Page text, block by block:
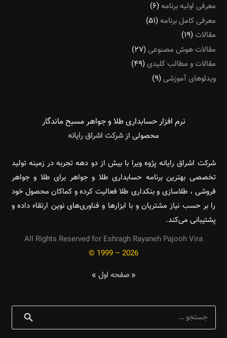
معرفی اولیه برنامه (۶)
معرفی کامل برنامه (۵۱)
مقالات(۱۹)
مقالات هوش مصنوعی(۲۷)
مقالات و مطالب کلیدی(۴۹)
ویدئوهای آموزشی(۹)
نرم افزار حسابداری طلا و جواهر مسبح ماندگار‌
محصولی ازشرکت اشراق رایانه
شرکت اشراق رایانه پژوه ویرا با بیش از دو دهه تجربه در زمینه تولید
تخصصی بهترین برنامه حسابداری طلا و جواهر برای طلا و جواهر
فروشی ، طلاسازی و بنکداری طلا فعالیت کرده و کماکان محصول خود
را بر حسب نیاز مشتریان و با ابزارها و فناوری‌های نوین ارتقاء داده و
پشتیبانی می‌کند.
All Rights Reserved for Eshragh Rayaneh Pajooh Vira
© 1999 – 2026
«صفحه اول »
برای: